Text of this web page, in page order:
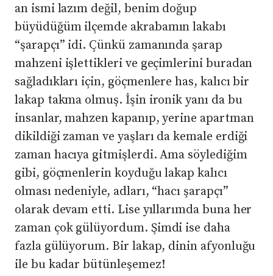
an ismi lazım değil, benim doğup
büyüdüğüm ilçemde akrabamın lakabı
“şarapçı” idi. Çünkü zamanında şarap
mahzeni işlettikleri ve geçimlerini buradan
sağladıkları için, göçmenlere has, kalıcı bir
lakap takma olmuş. İşin ironik yanı da bu
insanlar, mahzen kapanıp, yerine apartman
dikildiği zaman ve yaşları da kemale erdiği
zaman hacıya gitmişlerdi. Ama söylediğim
gibi, göçmenlerin koyduğu lakap kalıcı
olması nedeniyle, adları, “hacı şarapçı”
olarak devam etti. Lise yıllarımda buna her
zaman çok gülüyordum. Şimdi ise daha
fazla gülüyorum. Bir lakap, dinin afyonluğu
ile bu kadar bütünleşemez!